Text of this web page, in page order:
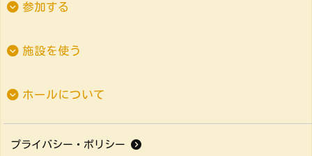
参加する
施設を使う
ホールについて
プライバシー・ポリシー